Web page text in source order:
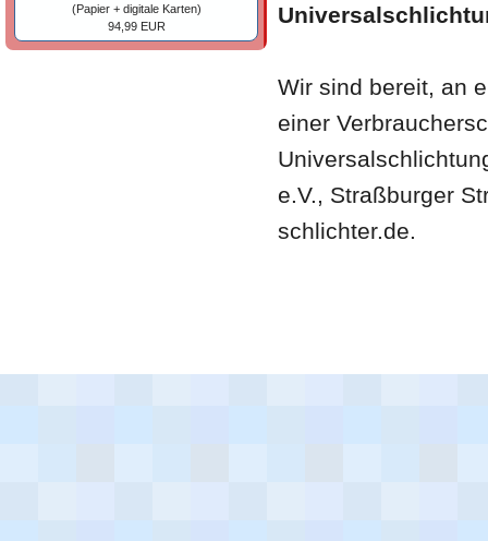
Wir sind bereit, an
einer
e.V., Straßburger
schlichter.de.
(Papier + digitale Karten)
94,99 EUR